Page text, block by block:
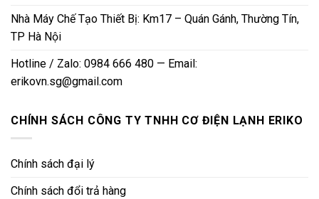
Nhà Máy Chế Tạo Thiết Bị: Km17 – Quán Gánh, Thường Tín,
TP Hà Nội
Hotline / Zalo: 0984 666 480 — Email:
erikovn.sg@gmail.com
CHÍNH SÁCH CÔNG TY TNHH CƠ ĐIỆN LẠNH ERIKO
Chính sách đại lý
Chính sách đổi trả hàng